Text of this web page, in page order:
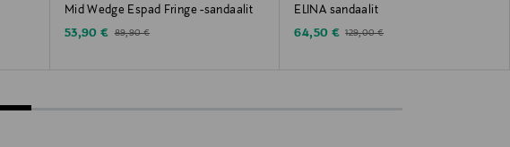
Mid Wedge Espad Fringe -sandaalit
Discounted Price
53,90 € Original Price
89,90 €
ELINA sandaalit
Discounted Price
64,50 € Original Price
129,00 €